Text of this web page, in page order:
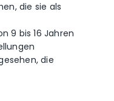
die sie als
9 bis 16 Jahren
die